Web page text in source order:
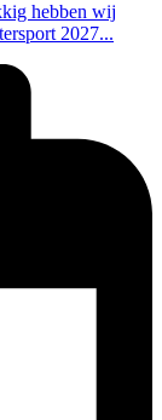
hebben wij
2027...